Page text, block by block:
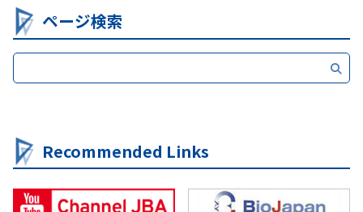
ページ検索
Recommended Links